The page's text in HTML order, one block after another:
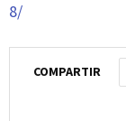
8/
COMPARTIR